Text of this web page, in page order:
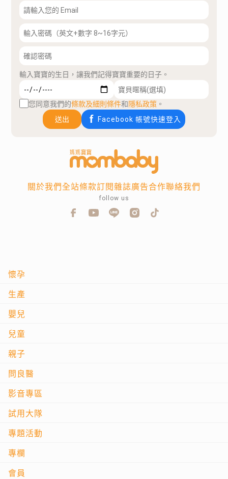
輸入寶寶的生日，讓我們記得寶寶重要的日子。
您同意我們的條款及細則條件和隱私政策 。
送出
Facebook 帳號快速登入
懷孕
生產
嬰兒
兒童
親子
問良醫
影音專區
試用大隊
專題活動
專欄
會員
關於我們全站條款訂閱雜誌廣告合作聯絡我們
follow us